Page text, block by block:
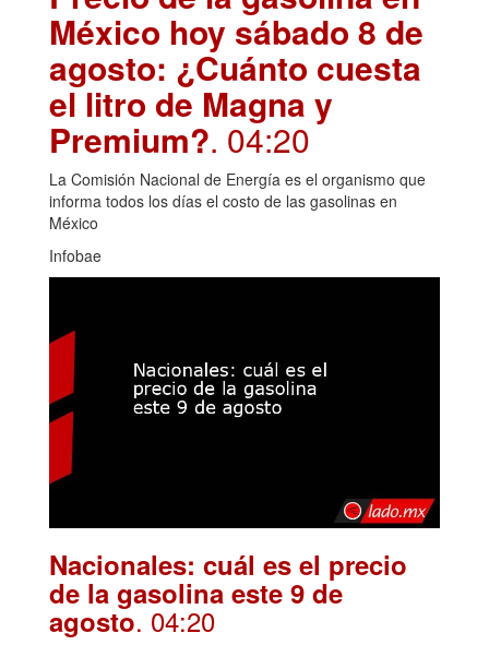
México hoy sábado 8 de
agosto: ¿Cuánto cuesta
el litro de Magna y
Premium?. 04:20
La Comisión Nacional de Energía es el organismo que
informa todos los días el costo de las gasolinas en
México
Infobae
Nacionales: cuál es el precio
de la gasolina este 9 de
agosto. 04:20